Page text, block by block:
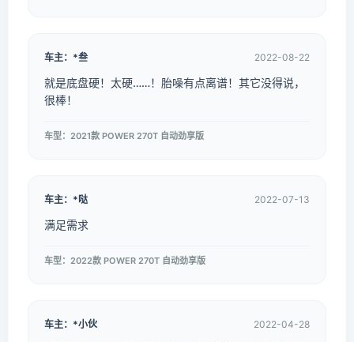
车主：*叁 2022-08-22
就是底盘硬！太硬……！胎噪有点离谱！其它没得说，
很棒！
车型：2021款 POWER 270T 自动劲享版
车主：*哒 2022-07-13
满足需求
车型：2022款 POWER 270T 自动劲享版
车主：*小伙 2022-04-28